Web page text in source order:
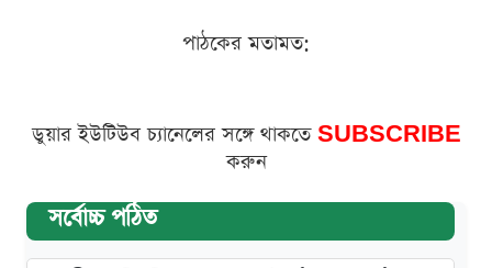
পাঠকের মতামত:
ডুয়ার ইউটিউব চ্যানেলের সঙ্গে থাকতে SUBSCRIBE
করুন
সর্বোচ্চ পঠিত